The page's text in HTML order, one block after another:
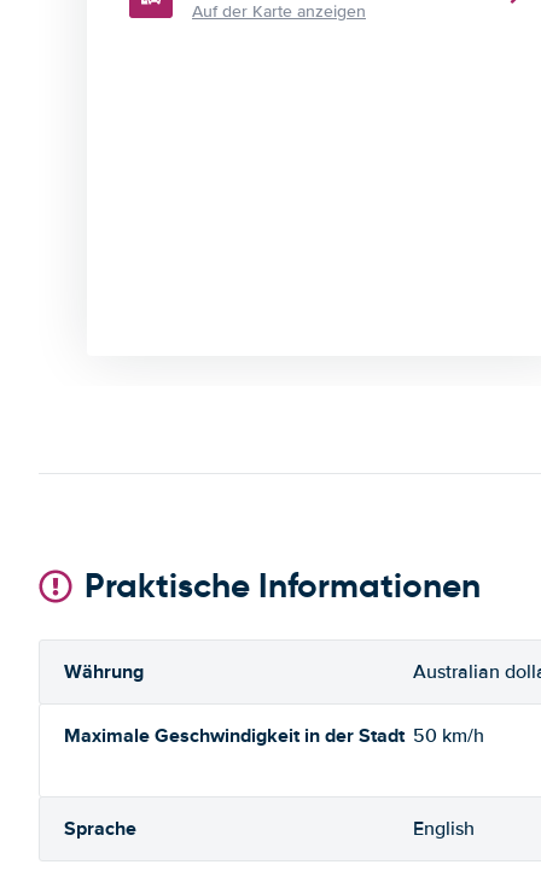
Auf der Karte anzeigen
Praktische Informationen
Währung Australian
Maximale Geschwindigkeit in der Stadt 50 km/h
Sprache English